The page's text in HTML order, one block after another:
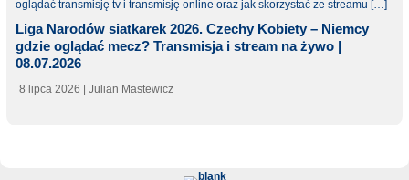
Liga Narodów siatkarek 2026. Czechy Kobiety – Niemcy
gdzie oglądać mecz? Transmisja i stream na żywo |
08.07.2026
8 lipca 2026 | Julian Mastewicz